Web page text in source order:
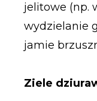
jelitowe (np.
wydzielanie
jamie
Ziele